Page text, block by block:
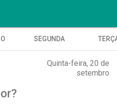
SEGUNDA
Quinta-feira, 20 de
setembro